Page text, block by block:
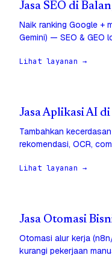
Jasa SEO di
Naik ranking Google +
Gemini) — SEO & GEO
Lihat layanan →
Jasa Aplikasi AI
Tambahkan
rekomendasi, OCR,
Lihat layanan →
Jasa Otomasi
Otomasi alur kerja
kurangi pekerjaan